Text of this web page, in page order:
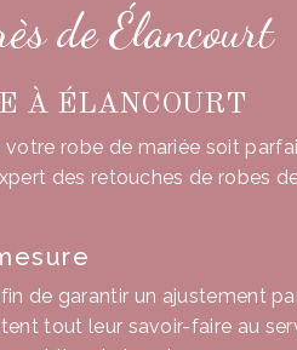
de Élancourt
À ÉLANCOURT
robe de mariée soit
des retouches de robes
de garantir un ajustement
tout leur savoir-faire au